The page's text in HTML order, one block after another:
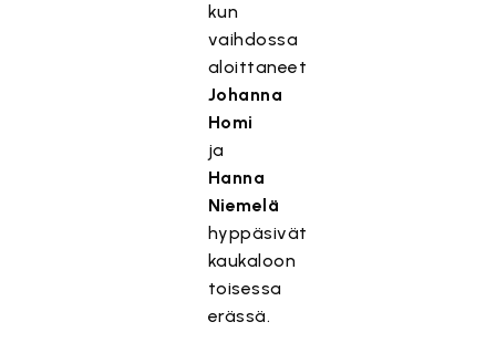
kun
vaihdossa
aloittaneet
Johanna
Homi
ja
Hanna
Niemelä
hyppäsivät
kaukaloon
toisessa
erässä.